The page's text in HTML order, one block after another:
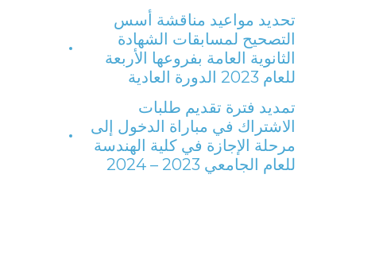
تحديد مواعيد مناقشة أسس
التصحيح لمسابقات الشهادة
الثانوية العامة بفروعها الأربعة
للعام 2023 الدورة العادية
تمديد فترة تقديم طلبات
الاشتراك في مباراة الدخول إلى
مرحلة الإجازة في كلية الهندسة
للعام الجامعي 2023 – 2024